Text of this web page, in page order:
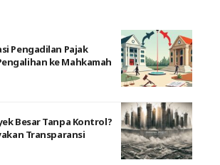
Pengadilan Pajak
ke Mahkamah
Besar Tanpa Kontrol?
Transparansi